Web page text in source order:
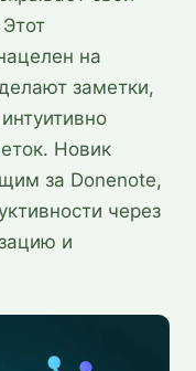
на
заметки,
Новик
за Donenote,
через
и